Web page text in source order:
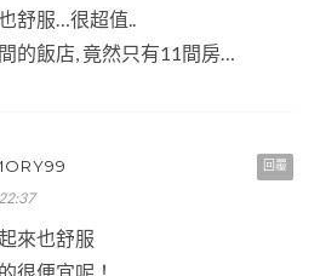
舒服…很超值..
的飯店, 竟然只有11間房…
回覆
來也舒服
很便宜呢！